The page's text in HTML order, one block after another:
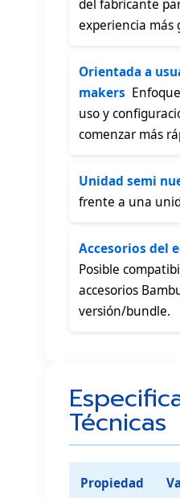
del fabricante
experiencia más
Orientada a
makers 
uso y
comenzar más
Unidad semi
frente a una
Accesorios del
Posible
accesorios
versión/bundle.
Técnicas
Propiedad